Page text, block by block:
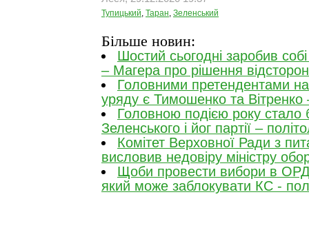
Тупицький, Таран, Зеленський
Більше новин:
Шостий сьогодні заробив
– Магера про рішення
Головними претендентами на
уряду є Тимошенко та Вітренко
Головною подією року стало
Зеленського і йог партії –
Комітет Верховної Ради з
висловив недовіру міністру
Щоби провести вибори в
який може заблокувати КС -